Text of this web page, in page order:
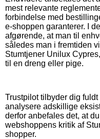
mest relevante
forbindelse med
e-shoppen garanterer. I
afgørende, at man til
således man i fremtiden
Stumtjener Unilux
til en dreng eller pige.
Trustpilot tilbyder dig
analysere adskillige
derfor anbefales det, at
webshoppens kritik af
shopper.